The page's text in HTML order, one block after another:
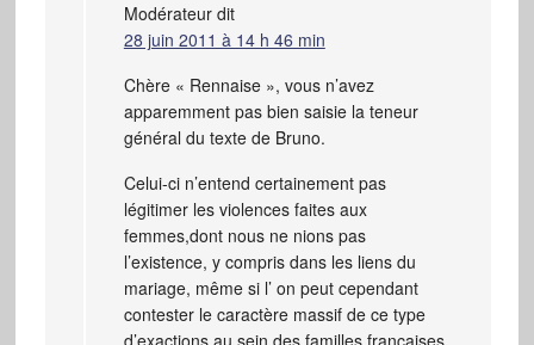
Modérateur dit
28 juin 2011 à 14 h 46 min
Chère « Rennaise », vous n’avez
apparemment pas bien saisie la teneur
général du texte de Bruno.
Celui-ci n’entend certainement pas
légitimer les violences faites aux
femmes,dont nous ne nions pas
l’existence, y compris dans les liens du
mariage, même si l’ on peut cependant
contester le caractère massif de ce type